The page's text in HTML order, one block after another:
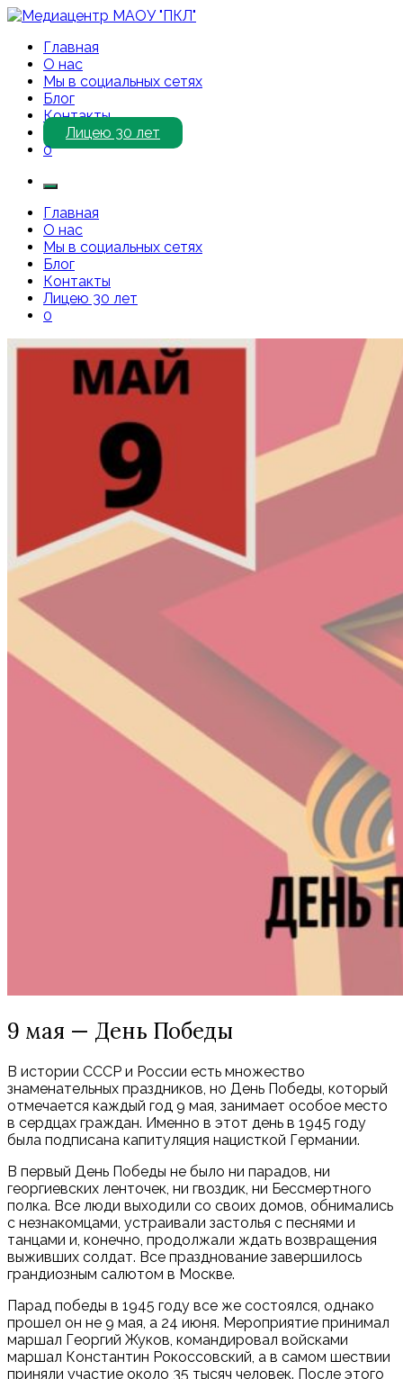
Перейти
содержимому
Медиацентр МАОУ "ПКЛ"
Приветствуем Вас на нашем сайте!
Главная
О нас
Мы в социальных сетях
Блог
Контакты
Лицею 30 лет
0
Главная
О нас
Мы в социальных сетях
Блог
Контакты
Лицею 30 лет
0
9 мая — День Победы
В истории СССР и России есть множество
знаменательных праздников, но День Победы, который
отмечается каждый год 9 мая, занимает особое место
в сердцах граждан. Именно в этот день в 1945 году
была подписана капитуляция нацисткой Германии.
В первый День Победы не было ни парадов, ни
георгиевских ленточек, ни гвоздик, ни Бессмертного
полка. Все люди выходили со своих домов, обнимались
с незнакомцами, устраивали застолья с песнями и
танцами и, конечно, продолжали ждать возвращения
выживших солдат. Все празднование завершилось
грандиозным салютом в Москве.
Парад победы в 1945 году все же состоялся, однако
прошел он не 9 мая, а 24 июня. Мероприятие принимал
маршал Георгий Жуков, командировал войсками
маршал Константин Рокоссовский, а в самом шествии
приняли участие около 35 тысяч человек. После этого